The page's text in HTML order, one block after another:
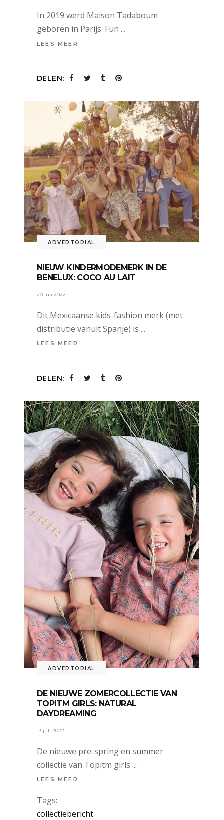
In 2019 werd Maison Tadaboum
geboren in Parijs. Fun
LEES MEER
DELEN:
ADVERTORIAL
NIEUW KINDERMODEMERK IN DE
BENELUX: COCO AU LAIT
20 juli 2022
Dit Mexicaanse kids-fashion merk (met
distributie vanuit Spanje) is
LEES MEER
DELEN:
ADVERTORIAL
DE NIEUWE ZOMERCOLLECTIE VAN
TOPITM GIRLS: NATURAL
DAYDREAMING
13 juli 2022
De nieuwe pre-spring en summer
collectie van Topitm girls
LEES MEER
Tags:
collectiebericht